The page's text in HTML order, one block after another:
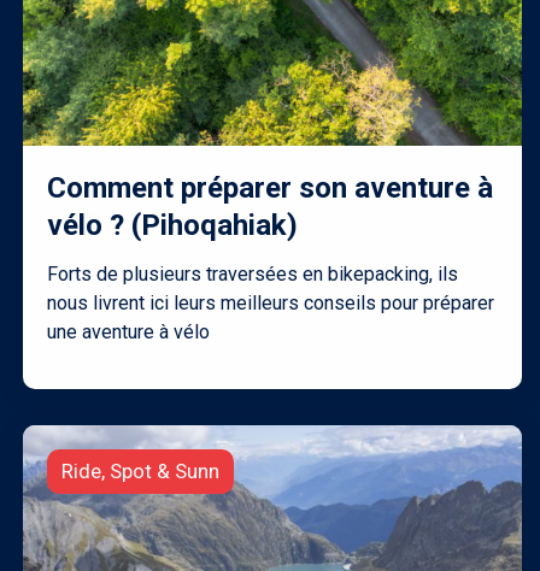
Comment préparer son aventure à
vélo ? (Pihoqahiak)
Forts de plusieurs traversées en bikepacking, ils
nous livrent ici leurs meilleurs conseils pour préparer
une aventure à vélo
Ride, Spot & Sunn